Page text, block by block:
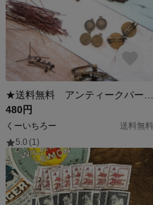
480円
くーいちろー
送料無料
5.0 (1)